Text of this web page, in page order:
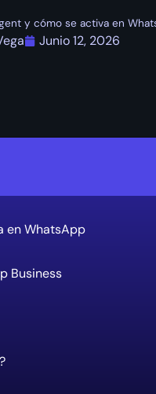
y cómo se activa en
Junio 12, 2026
en WhatsApp
Business